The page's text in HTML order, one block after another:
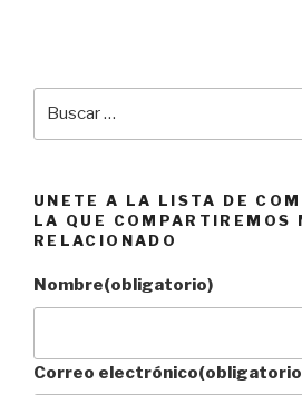
UNETE A LA LISTA DE
LA QUE COMPARTIREMOS
RELACIONADO
Nombre(obligatorio)
Correo electrónico